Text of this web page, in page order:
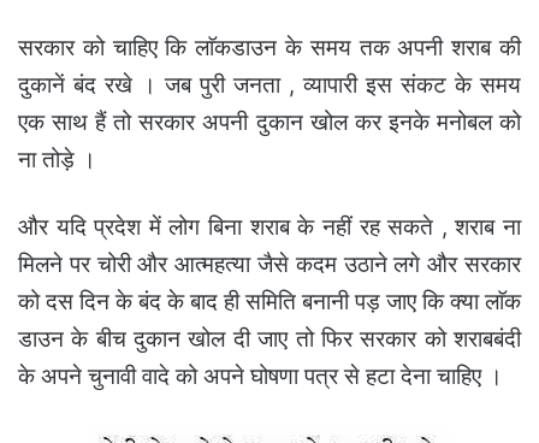
सरकार को चाहिए कि लाॅकडाउन के समय तक अपनी शराब की
दुकानें बंद रखे । जब पुरी जनता , व्यापारी इस संकट के समय
एक साथ हैं तो सरकार अपनी दुकान खोल कर इनके मनोबल को
ना तोड़े ।
और यदि प्रदेश में लोग बिना शराब के नहीं रह सकते , शराब ना
मिलने पर चोरी और आत्महत्या जैसे कदम उठाने लगे और सरकार
को दस दिन के बंद के बाद ही समिति बनानी पड़ जाए कि क्या लाॅक
डाउन के बीच दुकान खोल दी जाए तो फिर सरकार को शराबबंदी
के अपने चुनावी वादे को अपने घोषणा पत्र से हटा देना चाहिए ।